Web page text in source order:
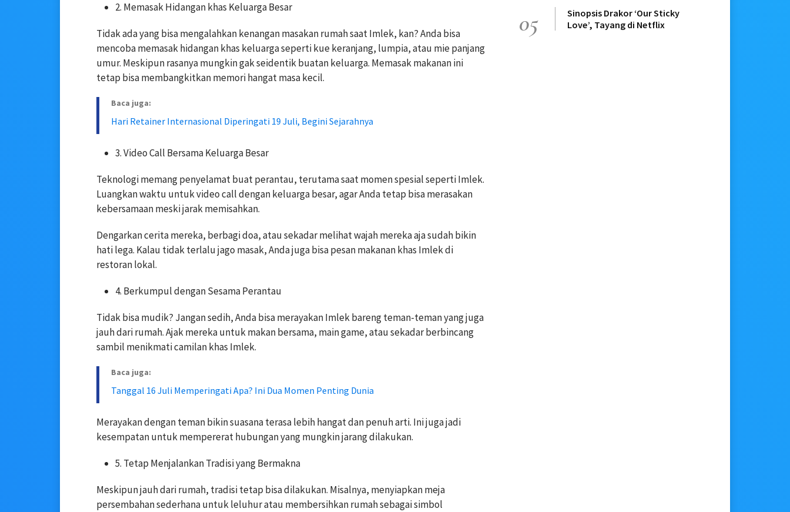
2. Memasak Hidangan khas Keluarga Besar
Tidak ada yang bisa mengalahkan kenangan masakan rumah saat Imlek, kan? Anda bisa
mencoba memasak hidangan khas keluarga seperti kue keranjang, lumpia, atau mie panjang
umur. Meskipun rasanya mungkin gak seidentik buatan keluarga. Memasak makanan ini
tetap bisa membangkitkan memori hangat masa kecil.
Baca juga:
Hari Retainer Internasional Diperingati 19 Juli, Begini Sejarahnya
3. Video Call Bersama Keluarga Besar
Teknologi memang penyelamat buat perantau, terutama saat momen spesial seperti Imlek.
Luangkan waktu untuk video call dengan keluarga besar, agar Anda tetap bisa merasakan
kebersamaan meski jarak memisahkan.
Dengarkan cerita mereka, berbagi doa, atau sekadar melihat wajah mereka aja sudah bikin
hati lega. Kalau tidak terlalu jago masak, Anda juga bisa pesan makanan khas Imlek di
restoran lokal.
4. Berkumpul dengan Sesama Perantau
Tidak bisa mudik? Jangan sedih, Anda bisa merayakan Imlek bareng teman-teman yang juga
jauh dari rumah. Ajak mereka untuk makan bersama, main game, atau sekadar berbincang
sambil menikmati camilan khas Imlek.
Baca juga:
Tanggal 16 Juli Memperingati Apa? Ini Dua Momen Penting Dunia
Merayakan dengan teman bikin suasana terasa lebih hangat dan penuh arti. Ini juga jadi
kesempatan untuk mempererat hubungan yang mungkin jarang dilakukan.
5. Tetap Menjalankan Tradisi yang Bermakna
Meskipun jauh dari rumah, tradisi tetap bisa dilakukan. Misalnya, menyiapkan meja
persembahan sederhana untuk leluhur atau membersihkan rumah sebagai simbol
05
Sinopsis Drakor ‘Our Sticky
Love’, Tayang di Netflix